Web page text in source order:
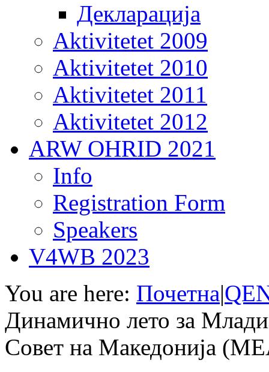
Декларација
Aktivitetet 2009
Aktivitetet 2010
Aktivitetet 2011
Aktivitetet 2012
ARW OHRID 2021
Info
Registration Form
Speakers
V4WB 2023
You are here: Почетна|
Динамично лето за
Совет на Македонија